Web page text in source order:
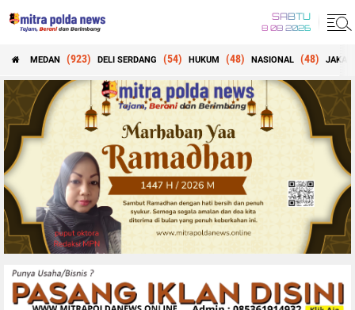
SABTU
8 08 2026
MEDAN (923) DELI SERDANG (54) HUKUM (48) NASIONAL (48)